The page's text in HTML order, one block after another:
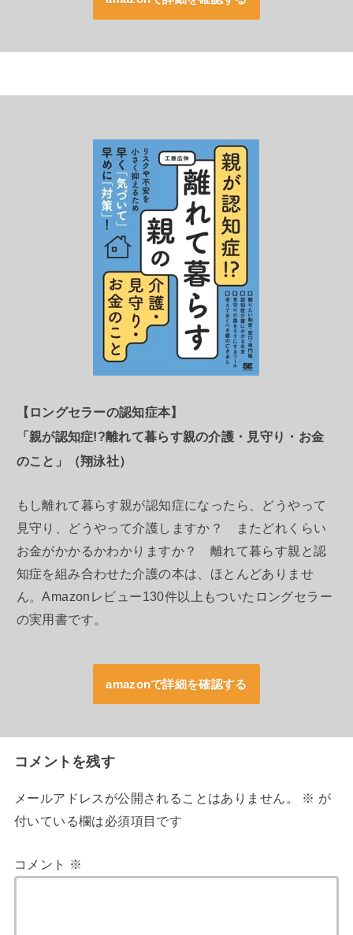
【ロングセラーの認知症本】
「親が認知症!?離れて暮らす親の介護・見守り・お金
のこと」（翔泳社）
もし離れて暮らす親が認知症になったら、どうやって
見守り、どうやって介護しますか？ またどれくらい
お金がかかるかわかりますか？ 離れて暮らす親と認
知症を組み合わせた介護の本は、ほとんどありませ
ん。Amazonレビュー130件以上もついたロングセラー
の実用書です。
amazonで詳細を確認する
コメントを残す
メールアドレスが公開されることはありません。 ※ が
付いている欄は必須項目です
コメント ※